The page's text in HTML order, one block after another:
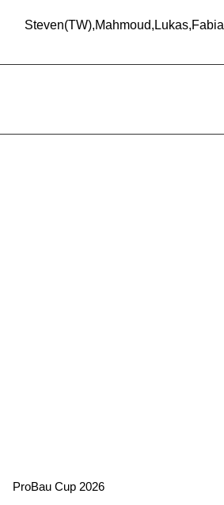
ProBau Cup 2026